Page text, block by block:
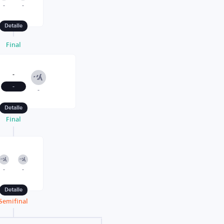
- -
Detalle
Final
-
- -
Detalle
Final
- -
Detalle